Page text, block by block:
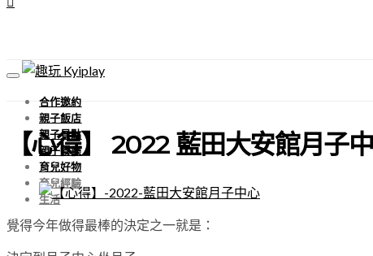
合作邀約
親子飯店
親子景點
親子餐廳
育兒好物
育兒經驗
生活
【心得】 2022 藍田大安館月子
覺得今年做得最棒的決定之一就是：